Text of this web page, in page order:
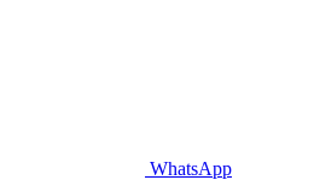
WhatsApp